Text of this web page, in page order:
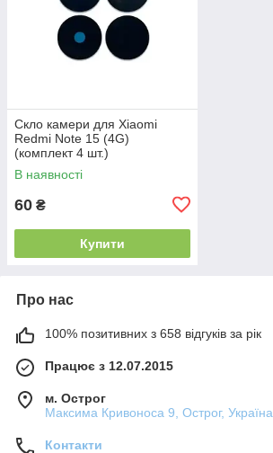
Скло камери для Xiaomi
Redmi Note 15 (4G)
(комплект 4 шт.)
В наявності
60 ₴
Купити
Про нас
100% позитивних з 658 відгуків за рік
Працює з 12.07.2015
м. Острог
Максима Кривоноса 9, Острог, Україна
Контакти